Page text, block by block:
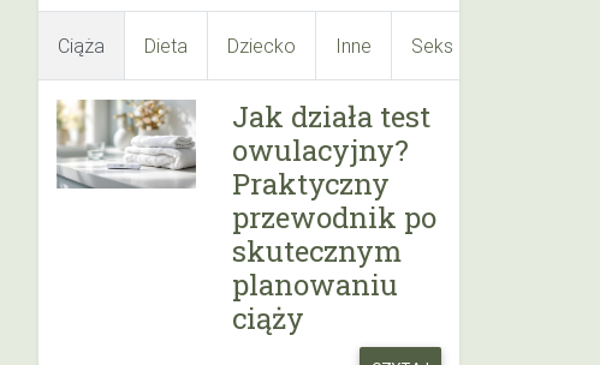
Ciąża Dieta Dziecko Inne Seks
Jak działa test
owulacyjny?
Praktyczny
przewodnik po
skutecznym
planowaniu
ciąży